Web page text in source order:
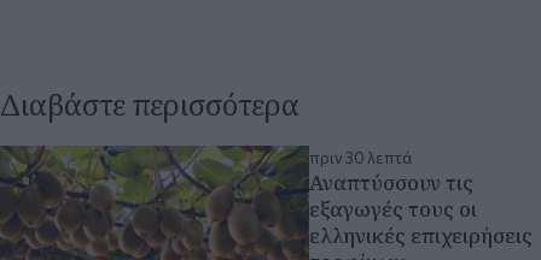
Διαβάστε περισσότερα
πριν 30 λεπτά
Αναπτύσσουν τις
εξαγωγές τους οι
ελληνικές επιχειρήσεις